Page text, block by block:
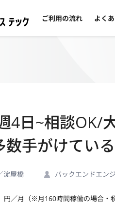
ご利用の流れ よく
4日~相談
数手がけてい
淀屋橋 バックエンドエン
円／月（※月160時間稼働の場合・税